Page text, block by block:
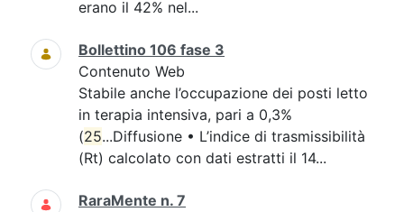
erano il 42% nel...
Bollettino 106 fase 3
Contenuto Web
Stabile anche l’occupazione dei posti letto
in terapia intensiva, pari a 0,3%
(25...Diffusione • L’indice di trasmissibilità
(Rt) calcolato con dati estratti il 14...
RaraMente n. 7